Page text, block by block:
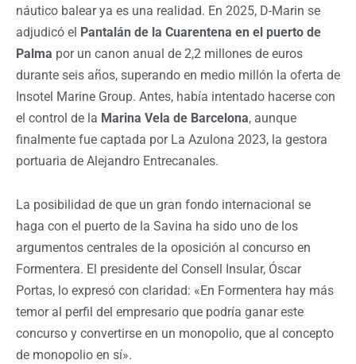
náutico balear ya es una realidad. En 2025, D-Marin se
adjudicó el Pantalán de la Cuarentena en el puerto de
Palma por un canon anual de 2,2 millones de euros
durante seis años, superando en medio millón la oferta de
Insotel Marine Group. Antes, había intentado hacerse con
el control de la Marina Vela de Barcelona, aunque
finalmente fue captada por La Azulona 2023, la gestora
portuaria de Alejandro Entrecanales.
La posibilidad de que un gran fondo internacional se
haga con el puerto de la Savina ha sido uno de los
argumentos centrales de la oposición al concurso en
Formentera. El presidente del Consell Insular, Óscar
Portas, lo expresó con claridad: «En Formentera hay más
temor al perfil del empresario que podría ganar este
concurso y convertirse en un monopolio, que al concepto
de monopolio en sí».